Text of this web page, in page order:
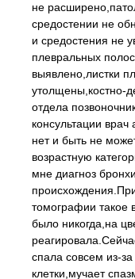
не
средостении не
и средостения не
плевральных
выявлено,листки
утолщены,костно-
отдела
консультации
нет и быть не
возрастную
мне диагноз
томографии такое
было никогда,на
спала совсем из-
клетки,мучает